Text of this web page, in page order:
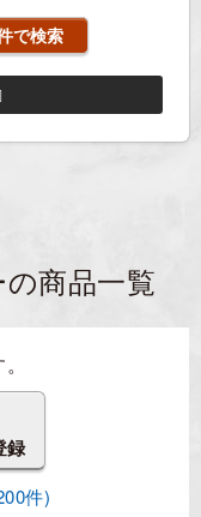
の商品一覧
録
件)